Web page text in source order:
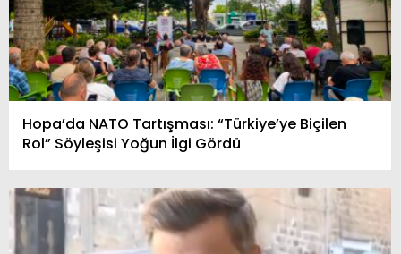
Hopa’da NATO Tartışması: “Türkiye’ye Biçilen
Rol” Söyleşisi Yoğun İlgi Gördü